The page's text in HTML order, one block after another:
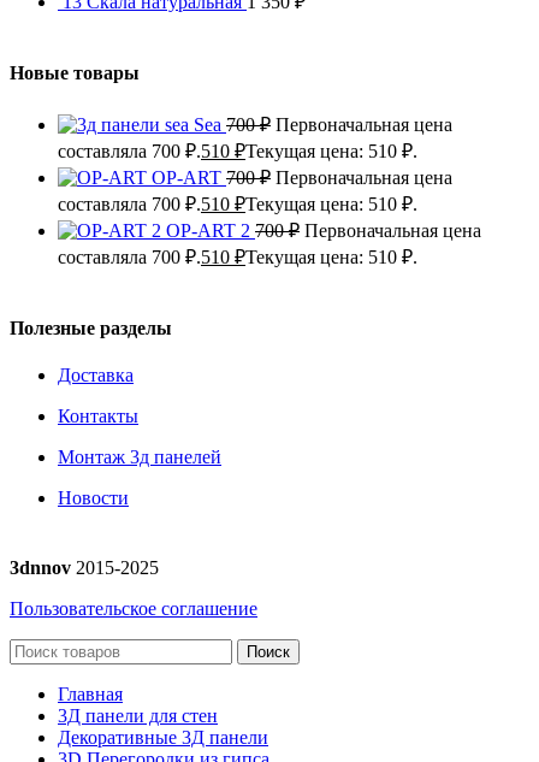
Новые товары
Sea 700₽ Первоначальная цена
составляла 700 ₽.510 ₽Текущая цена: 510 ₽.
OP-ART 700₽ Первоначальная цена
составляла 700 ₽.510 ₽Текущая цена: 510 ₽.
OP-ART 2 700₽ Первоначальная цена
составляла 700 ₽.510 ₽Текущая цена: 510 ₽.
Полезные разделы
Доставка
Контакты
Монтаж 3д панелей
Новости
3dnnov 2015-2025
Пользовательское соглашение
Поиск
Главная
3Д панели для стен
Декоративные 3Д панели